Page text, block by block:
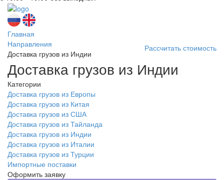
Главная
Направления
Доставка грузов из Индии
Доставка грузов из Индии
Рассчитать стоимость
Категории
Доставка грузов из Европы
Доставка грузов из Китая
Доставка грузов из США
Доставка грузов из Тайланда
Доставка грузов из Индии
Доставка грузов из Италии
Доставка грузов из Турции
Импортные поставки
Оформить заявку